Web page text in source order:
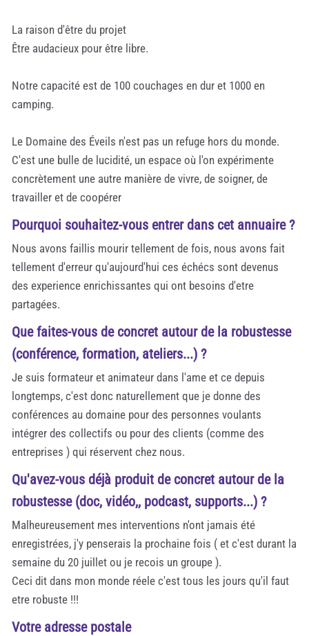
La raison d'être du projet
Être audacieux pour être libre.
Notre capacité est de 100 couchages en dur et 1000 en
camping.
Le Domaine des Éveils n'est pas un refuge hors du monde.
C'est une bulle de lucidité, un espace où l'on expérimente
concrètement une autre manière de vivre, de soigner, de
travailler et de coopérer
Pourquoi souhaitez-vous entrer dans cet annuaire ?
Nous avons faillis mourir tellement de fois, nous avons fait
tellement d'erreur qu'aujourd'hui ces échécs sont devenus
des experience enrichissantes qui ont besoins d'etre
partagées.
Que faites-vous de concret autour de la robustesse
(conférence, formation, ateliers...) ?
Je suis formateur et animateur dans l'ame et ce depuis
longtemps, c'est donc naturellement que je donne des
conférences au domaine pour des personnes voulants
intégrer des collectifs ou pour des clients (comme des
entreprises ) qui réservent chez nous.
Qu'avez-vous déjà produit de concret autour de la
robustesse (doc, vidéo,, podcast, supports...) ?
Malheureusement mes interventions n'ont jamais été
enregistrées, j'y penserais la prochaine fois ( et c'est durant la
semaine du 20 juillet ou je recois un groupe ).
Ceci dit dans mon monde réele c'est tous les jours qu'il faut
etre robuste !!!
Votre adresse postale